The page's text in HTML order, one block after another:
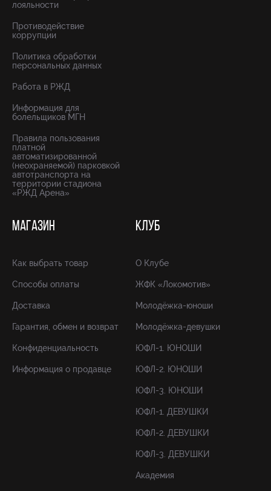
лояльности
Противодействие
коррупции
Политика обработки
персональных данных
Работа в РЖД
Информация для
болельщиков МГН
Правила пользования
платной
автоматизированной
(неохраняемой) парковкой
автотранспорта на
территории стадиона
«РЖД Арена»
МАГАЗИН
Как выбрать товар
Способы оплаты
Доставка
Гарантия, обмен и возврат
Конфиденциальность
Информация о продавце
КЛУБ
О Клубе
ЖФК «Локомотив»
Молодёжка-юноши
Молодёжка-девушки
ЮФЛ-1. ЮНОШИ
ЮФЛ-2. ЮНОШИ
ЮФЛ-3. ЮНОШИ
ЮФЛ-1. ДЕВУШКИ
ЮФЛ-2. ДЕВУШКИ
ЮФЛ-3. ДЕВУШКИ
Академия